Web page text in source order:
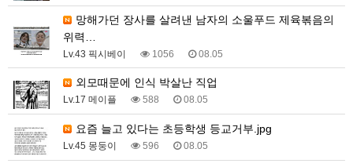
위력…
Lv.43 픽시베이 1056 08.05
외모때문에 인식 박살난 직업
Lv.17 메이플 588 08.05
요즘 늘고 있다는 초등학생 등교거부.jpg
Lv.45 몽둥이 596 08.05